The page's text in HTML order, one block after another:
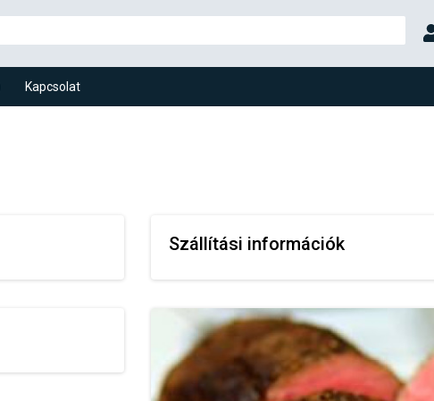
Kapcsolat
Szállítási információk